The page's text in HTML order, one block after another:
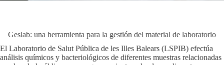
Geslab: una herramienta para la gestión del material de laboratorio
El Laboratorio de Salut Pública de les Illes Balears (LSPIB) efectúa
análisis químicos y bacteriológicos de diferentes muestras relacionadas